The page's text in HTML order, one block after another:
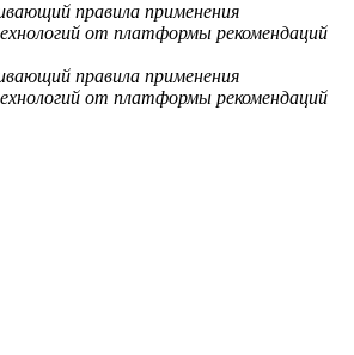
правила применения
от платформы рекомендаций
правила применения
от платформы рекомендаций